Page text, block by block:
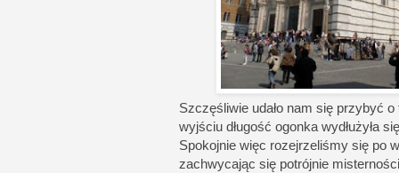
Szczęśliwie udało nam się przybyć
wyjściu długość ogonka wydłużyła
Spokojnie więc rozejrzeliśmy się po
zachwycając się potrójnie